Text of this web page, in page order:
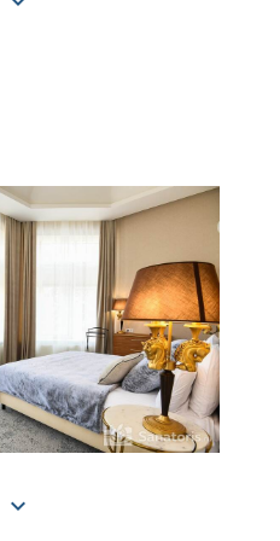
keyboard_arrow_down